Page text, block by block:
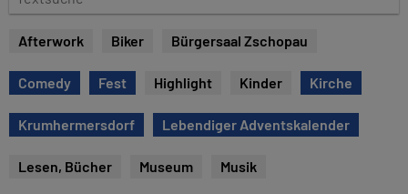
e
s
u
c
Afterwork Biker Bürgersaal Zschopau
Comedy Fest Highlight Kinder Kirche
Krumhermersdorf Lebendiger Adventskalender
Lesen, Bücher Museum Musik